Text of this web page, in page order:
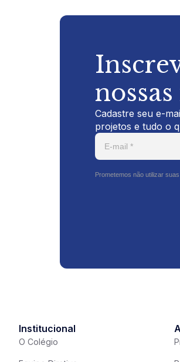
Cadastre seu e-
projetos e tudo o
Prometemos não utilizar
Institucional
O Colégio